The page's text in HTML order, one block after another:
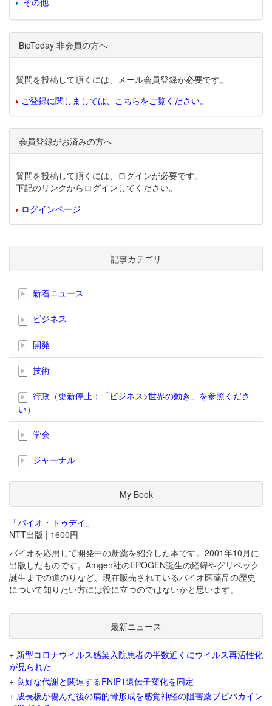
BioToday 非会員の方へ
質問を投稿して頂くには、メール会員登録が必要です。
ご登録に関しましては、こちらをご覧ください。
会員登録がお済みの方へ
質問を投稿して頂くには、ログインが必要です。
下記のリンクからログインしてください。
ログインページ
記事カテゴリ
新着ニュース
ビジネス
開発
技術
行政（更新停止；「ビジネス>世界の動き」を参照くださ
い）
学会
ジャーナル
My Book
「バイオ・トゥデイ」
NTT出版 | 1600円
バイオを応用して開発中の新薬を紹介した本です。2001年10月に
出版したものです。Amgen社のEPOGEN誕生の経緯やグリベック
誕生までの道のりなど、現在販売されているバイオ医薬品の歴史
について知りたい方には役に立つのではないかと思います。
最新ニュース
+ 新型コロナウイルス感染入院患者の半数近くにウイルス再活性化
が見られた
+ 良好な代謝と関連するFNIP1遺伝子変化を同定
+ 成長板が傷んだ後の病的骨形成を感覚神経の阻害薬ブピバカイン